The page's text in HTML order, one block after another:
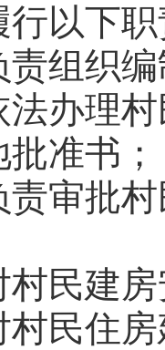
以下
组织编
理村
准书；
批村
建房
住房